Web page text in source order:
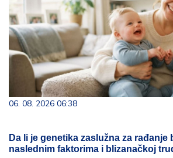
06. 08. 2026 06:38
Da li je genetika zaslužna za rađanje
naslednim faktorima i blizanačkoj